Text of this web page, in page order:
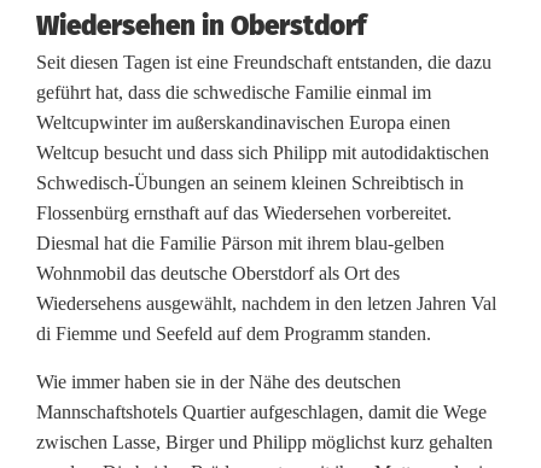
F
r
e
n
z
e
l
:
W
Wiedersehen in Oberstdorf
Seit diesen Tagen ist eine Freundschaft entstanden, die dazu
geführt hat, dass die schwedische Familie einmal im
Weltcupwinter im außerskandinavischen Europa einen
Weltcup besucht und dass sich Philipp mit autodidaktischen
Schwedisch-Übungen an seinem kleinen Schreibtisch in
Flossenbürg ernsthaft auf das Wiedersehen vorbereitet.
Diesmal hat die Familie Pärson mit ihrem blau-gelben
Wohnmobil das deutsche Oberstdorf als Ort des
Wiedersehens ausgewählt, nachdem in den letzen Jahren Val
di Fiemme und Seefeld auf dem Programm standen.
Wie immer haben sie in der Nähe des deutschen
Mannschaftshotels Quartier aufgeschlagen, damit die Wege
zwischen Lasse, Birger und Philipp möglichst kurz gehalten